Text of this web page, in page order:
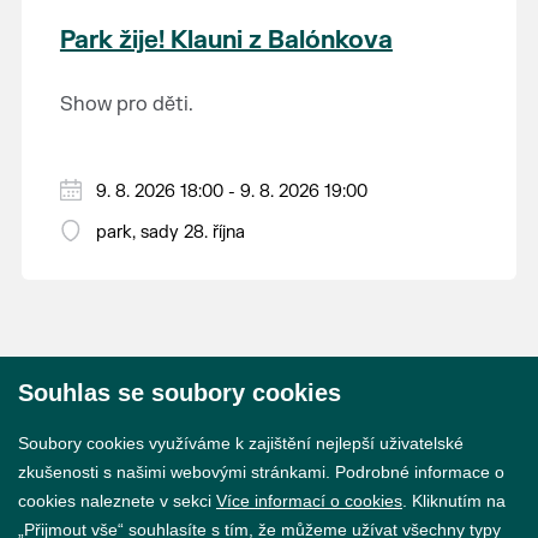
krajina na světě, která je zapsána na Seznam
světového přírodního a kulturního dědictví
Park žije! Klauni z Balónkova
Show pro děti.
9. 8. 2026 18:00 - 9. 8. 2026 19:00
park, sady 28. října
Souhlas se soubory cookies
Soubory cookies využíváme k zajištění nejlepší uživatelské
zkušenosti s našimi webovými stránkami. Podrobné informace o
cookies naleznete v sekci Více informací o cookies . Kliknutím na
„Přijmout vše“ souhlasíte s tím, že můžeme užívat všechny typy